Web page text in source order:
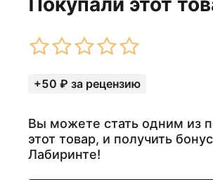
+50 ₽ за рецензию
Вы можете стать одним из
этот товар, и получить
Лабиринте!